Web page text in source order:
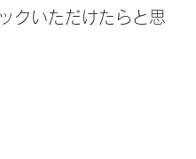
クいただけたらと思